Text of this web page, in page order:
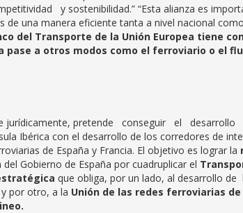
y sostenibilidad.” “Esta alianza es
una manera eficiente tanta a nivel nacional
del Transporte de la Unión Europea tiene
a otros modos como el ferroviario o el
jurídicamente, pretende conseguir el
Ibérica con el desarrollo de los corredores de
de España y Francia. El objetivo es lograr la
Gobierno de España por cuadruplicar el
que obliga, por un lado, al desarrollo de
y por otro, a la Unión de las redes ferroviarias de